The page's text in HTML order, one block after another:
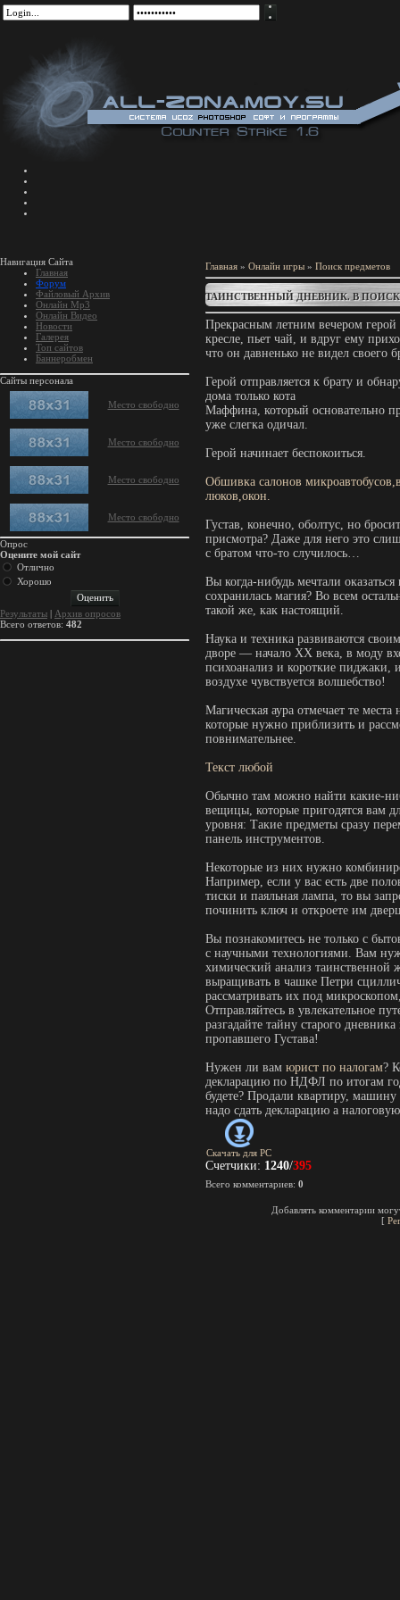
Навигация Сайта
Главная
Форум
Файловый Архив
Онлайн Mp3
Онлайн Видео
Новости
Галерея
Топ сайтов
Баннеробмен
Сайты персонала
Место свободно
Место свободно
Место свободно
Место свободно
Опрос
Оцените мой сайт
Отлично
Хорошо
Результаты | Архив опросов
Всего ответов: 482
Главная » Онлайн игры » Поиск предметов
ТАИНСТВЕННЫЙ ДНЕВНИК. В
Прекрасным летним вечером
кресле, пьет чай, и вдруг ему
что он давненько не видел своего
Герой отправляется к брату и
дома только кота
Маффина, который основательно
уже слегка одичал.
Герой начинает беспокоиться.
Обшивка салонов
люков,окон.
Густав, конечно, оболтус, но
присмотра? Даже для него это
с братом что-то случилось…
Вы когда-нибудь мечтали оказаться
сохранилась магия? Во всем
такой же, как настоящий.
Наука и техника развиваются
дворе — начало ХХ века, в моду
психоанализ и короткие пиджаки,
воздухе чувствуется волшебство!
Магическая аура отмечает те места
которые нужно приблизить и
повнимательнее.
Текст любой
Обычно там можно найти какие-
вещицы, которые пригодятся вам
уровня: Такие предметы сразу
панель инструментов.
Некоторые из них нужно
Например, если у вас есть две
тиски и паяльная лампа, то вы
починить ключ и откроете им
Вы познакомитесь не только с
с научными технологиями. Вам
химический анализ таинственной
выращивать в чашке Петри
рассматривать их под
Отправляйтесь в увлекательное
разгадайте тайну старого
пропавшего Густава!
Нужен ли вам юрист по налогам?
декларацию по НДФЛ по итогам
будете? Продали квартиру, машину
надо сдать декларацию а налоговую
Скачать для PC
Счетчики: 1240/395
Всего комментариев: 0
Добавлять комментарии
[